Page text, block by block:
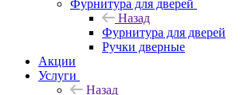
Фурнитура для дверей
Назад
Фурнитура для дверей
Ручки дверные
Акции
Услуги
Назад